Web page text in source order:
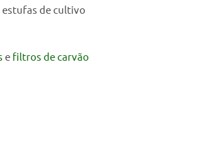
de cultivo
e filtros de carvão